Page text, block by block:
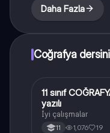
Daha Fazla
Coğrafya
Coğrafya
11 sınıf
yazılı
İyi çalışmalar
11 1,076 19